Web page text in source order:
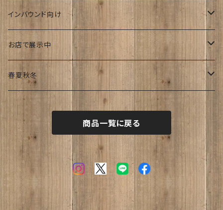
ゆーかり
リース
おぶじぇ
ドッグウェアー
キモノ
帯
フーケ｜上着
インバウンド向け
海外
Japanese style
お店で展示中
リ・マテリアルさん
join lotus coffee さん
たまゆらさん
春夏秋冬
春
秋
商品一覧に戻る